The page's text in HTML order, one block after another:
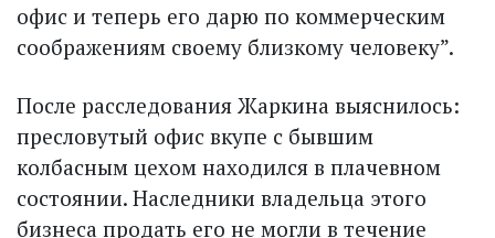
офис и теперь его дарю по коммерческим
со­ображениям своему близкому человеку”.
После расследования Жаркина выяснилось:
пресловутый офис вкупе с бывшим
колбасным цехом находился в плачевном
состоянии. Наследники владельца этого
бизнеса продать его не могли в течение